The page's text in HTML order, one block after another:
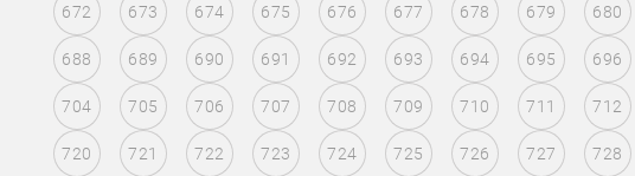
672 673 674 675 676 677 678 679 680
688 689 690 691 692 693 694 695 696
704 705 706 707 708 709 710 711 712
720 721 722 723 724 725 726 727 728